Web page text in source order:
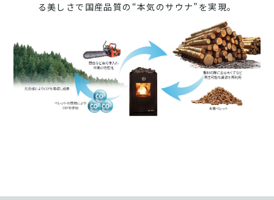
る美しさで国産品質の “本気のサウナ”を実現。